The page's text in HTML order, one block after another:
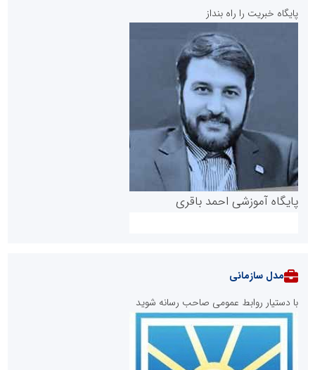
پایگاه خبریت را راه بنداز
پایگاه آموزشی احمد باقری
مدل سازمانی
با دستیار روابط عمومی صاحب رسانه شوید